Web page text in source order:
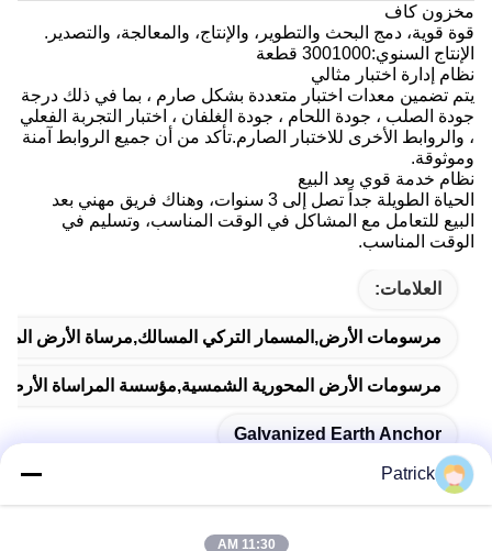
مخزون كاف
قوة قوية، دمج البحث والتطوير، والإنتاج، والمعالجة، والتصدير.
الإنتاج السنوي:3001000 قطعة
نظام إدارة اختبار مثالي
يتم تضمين معدات اختبار متعددة بشكل صارم ، بما في ذلك درجة
جودة الصلب ، جودة اللحام ، جودة الغلفان ، اختبار التجربة الفعلي
، والروابط الأخرى للاختبار الصارم.تأكد من أن جميع الروابط آمنة
وموثوقة.
نظام خدمة قوي بعد البيع
الحياة الطويلة جداً تصل إلى 3 سنوات، وهناك فريق مهني بعد
البيع للتعامل مع المشاكل في الوقت المناسب، وتسليم في
الوقت المناسب.
العلامات:
مرسومات الأرض,المسمار التركي المسالك,مرساة الأرض
مرسومات الأرض المحورية الشمسية,مؤسسة المراساة
Galvanized Earth Anchor
Patrick
11:30 AM